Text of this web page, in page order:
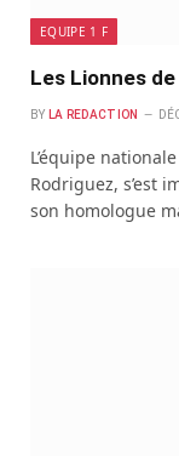
EQUIPE 1 F
Les Lionnes
BY LA REDACTION
L’équipe
Rodriguez, s’est
son homologue